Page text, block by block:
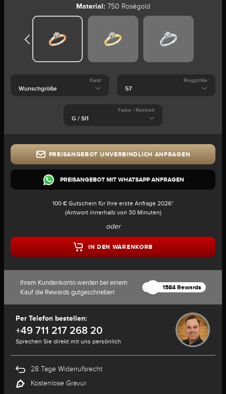
Material: 750 Roségold
Karat Ringgröße
Farbe / Reinheit
PREISANGEBOT UNVERBINDLICH ANFRAGEN
PREISANGEBOT MIT WHATSAPP ANFRAGEN
100 € Gutschein für Ihre erste Anfrage 2026*
(Antwort innerhalb von 30 Minuten)
oder
IN DEN WARENKORB
Ihrem Kundenkonto werden bei einem
Kauf die Rewards gutgeschrieben
1584 Rewards
Per Telefon bestellen:
+49 711 217 268 20
Sprechen Sie direkt mit uns persönlich
28 Tage Widerrufsrecht
Kostenlose Gravur